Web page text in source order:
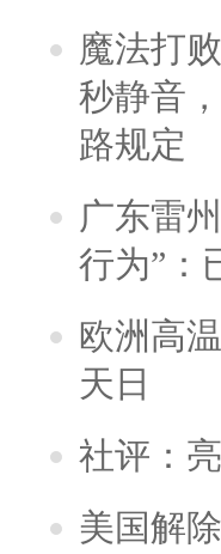
魔法打
秒静音
路规定
广东雷
行为”：
欧洲高
天日
社评：
美国解